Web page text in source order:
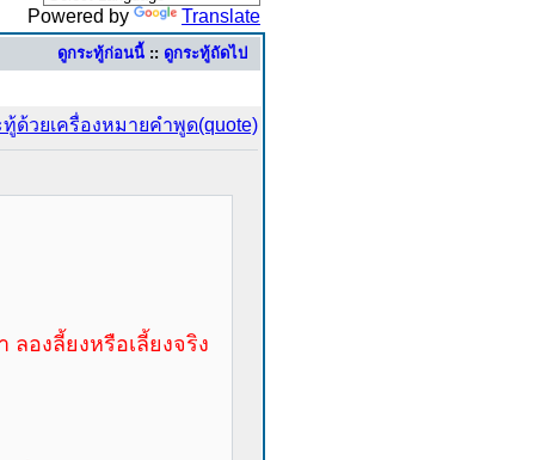
Powered by Translate
ดูกระทู้ก่อนนี้ :: ดูกระทู้ถัดไป
ลองลี้ยงหรือเลี้ยงจริง